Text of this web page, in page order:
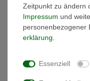
Weitere Details
Zeitpunkt zu ändern
Impressum und
personenbezogener
erklärung
Essenziell